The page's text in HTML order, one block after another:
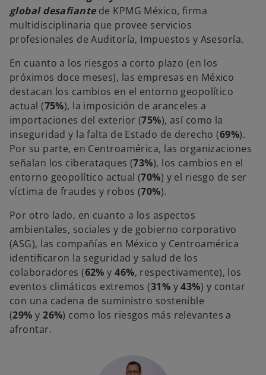
global desafiantede KPMG México, firma
multidisciplinaria que provee servicios
profesionales de Auditoría, Impuestos y Asesoría.
En cuanto a los riesgos a corto plazo (en los
próximos doce meses), las empresas en México
destacan los cambios en el entorno geopolítico
actual (75%), la imposición de aranceles a
importaciones del exterior (75%), así como la
inseguridad y la falta de Estado de derecho (69%).
Por su parte, en Centroamérica, las organizaciones
señalan los ciberataques (73%), los cambios en el
entorno geopolítico actual (70%) y el riesgo de ser
víctima de fraudes y robos (70%).
Por otro lado, en cuanto a los aspectos
ambientales, sociales y de gobierno corporativo
(ASG), las compañías en México y Centroamérica
identificaron la seguridad y salud de los
colaboradores (62%y 46%, respectivamente), los
eventos climáticos extremos (31% y43%) y contar
con una cadena de suministro sostenible
(29%y 26%) como los riesgos más relevantes a
afrontar.